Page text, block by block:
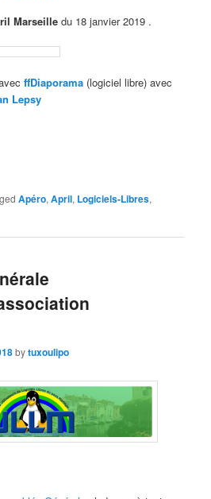
Marseille du 18 janvier 2019 .
ffDiaporama (logiciel libre) avec
Lepsy
Apéro,April, Logiciels-Libres,
bytuxoulipo